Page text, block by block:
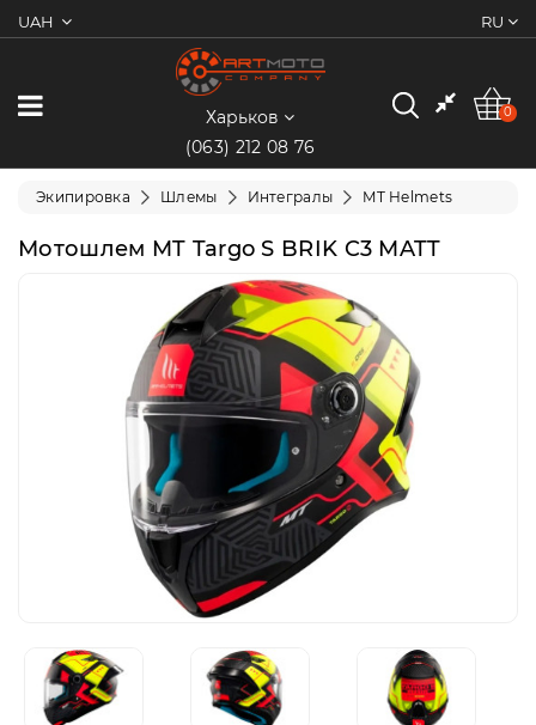
UAH RU
0
Категории
Мотоциклы
Электротранспорт
Экипировка
Запчасти
Аксессуары
Харьков
(063) 212 08 76
0
Экипировка Шлемы Интегралы MT Helmets
Мотошлем MT Targo S BRIK C3 MATT